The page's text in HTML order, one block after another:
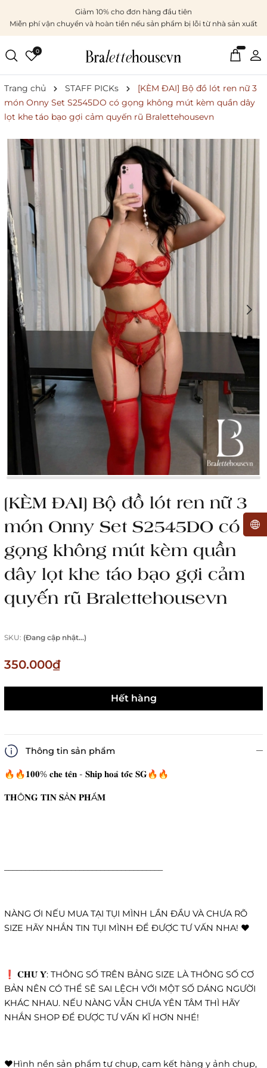
Giảm 10% cho đơn hàng đầu tiên
Miễn phí vận chuyển và hoàn tiền nếu sản phẩm bị lỗi từ nhà sản xuất
0
Trang chủ STAFF PICKs
[KÈM ĐAI] Bộ đồ lót ren nữ 3
món Onny Set S2545DO có gọng không mút kèm quần dây
lọt khe táo bạo gợi cảm quyến rũ Bralettehousevn
[KÈM ĐAI] Bộ đồ lót ren nữ 3
món Onny Set S2545DO có
gọng không mút kèm quần
dây lọt khe táo bạo gợi cảm
quyến rũ Bralettehousevn
SKU: (Đang cập nhật...)
350.000₫
Hết hàng
Thông tin sản phẩm
🔥🔥𝟏𝟎𝟎% 𝐜𝐡𝐞 𝐭𝐞̂𝐧 - 𝐒𝐡𝐢𝐩 𝐡𝐨𝐚̉ 𝐭𝐨̂́𝐜 𝐒𝐆🔥🔥
𝐓𝐇Ô𝐍𝐆 𝐓𝐈𝐍 𝐒Ả𝐍 𝐏𝐇Ẩ𝐌
NÀNG ƠI NẾU MUA TẠI TỤI MÌNH LẦN ĐẦU VÀ CHƯA RÕ
SIZE HÃY NHẮN TIN TỤI MÌNH ĐỂ ĐƯỢC TƯ VẤN NHA! ❤️
❗️ 𝐂𝐇𝐔́ 𝐘́: THÔNG SỐ TRÊN BẢNG SIZE LÀ THÔNG SỐ CƠ
BẢN NÊN CÓ THỂ SẼ SAI LỆCH VỚI MỘT SỐ DÁNG NGƯỜI
KHÁC NHAU. NẾU NÀNG VẪN CHƯA YÊN TÂM THÌ HÃY
NHẮN SHOP ĐỂ ĐƯỢC TƯ VẤN KĨ HƠN NHÉ!
❤️Hình nền sản phẩm tự chụp, cam kết hàng y ảnh chụp,